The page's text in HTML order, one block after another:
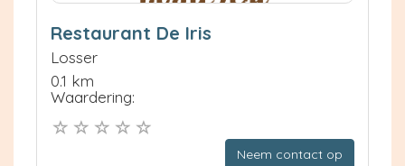
Restaurant De Iris
Losser
0.1 km
Waardering:
Neem contact op